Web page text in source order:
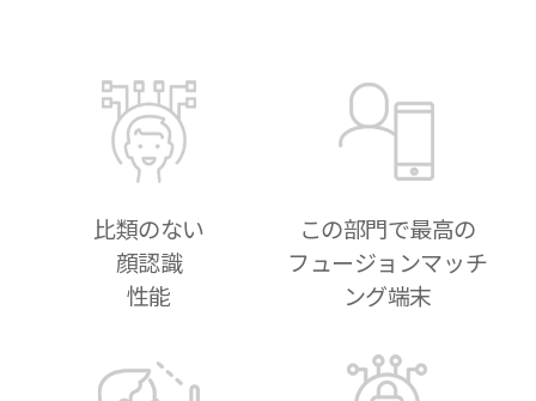
比類のない
顔認識
性能
この部門で最高の
フュージョンマッチ
ング端末